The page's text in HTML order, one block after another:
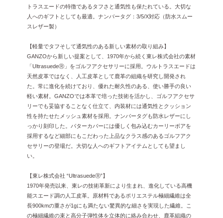
トラスエードの特徴であるタフさと通気性も保たれている。大切な
人へのギフトとしても最適。ナンバータグ：3/5/X対応（防水スムー
スレザー製）
【軽量でタフそして通気性のある新しい素材の取り組み】
GANZOから新しい提案として、1970年から続く東レ株式会社の素材
「UltrasuedeⓇ」をゴルフアクセサリーに採用。ウルトラスエードは
天然皮革ではなく、人工皮革として鹿革の組織を研究し開発され
た。常に進化を続けており、優れた耐久性のある、使い勝手の良い
軽い素材。GANZOでは本革で培った技術を活かし、ゴルフアクセサ
リーでも妥協することなく仕立て、内装材には通気性とクッション
性を持たせたメッシュ素材を採用。ナンバータグも防水レザーにし
っかり刻印した。パターカバーには優しく包み込むカーリーボアを
採用するなど細部にもこだわった上品なクラス感のあるゴルフアク
セサリーの登場だ。大切な人へのギフトアイテムとしても望まし
い。
【東レ株式会社 “UltrasuedeⓇ”】
1970年発売以来、東レの技術革新により生まれ、進化している高機
能スエード調の人工皮革。原材料であるポリエステル極細繊維は全
長900kmの重さが1gにも満たない驚異的な細さを実現した繊維。こ
の極細繊維の束と高分子弾性体を立体的に絡み合わせ、鹿革組織の